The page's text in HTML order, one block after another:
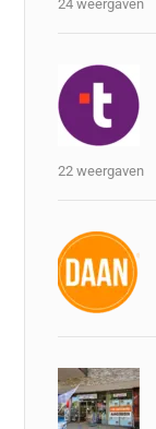
24 weergaven
22 weergaven